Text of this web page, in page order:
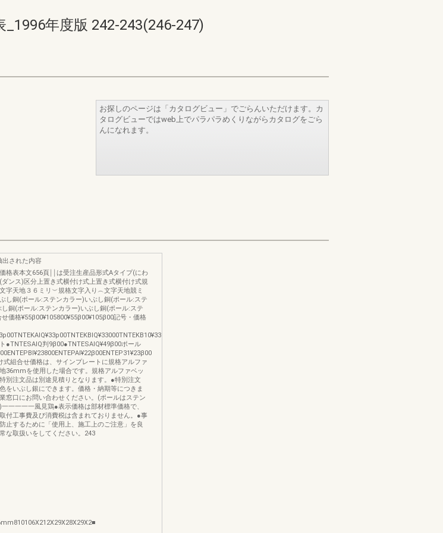
年度版 242-243(246-247)
お探しのページは「カタログビュー」でごらんいただけます。カ
タログビューではweb上でパラパラめくりながらカタログをごら
んになれます。
出された内容
格表本文656頁￨￨は受注生産品形式Aタイプ(にわ
ダンス)区分上置き式横付け式上置き式横付け式規
字天地３６ミリ︶規格文字入り︵文字天地競ミ
し銅(ポール:ステンカラー)いぶし銅(ポール:ステ
し銅(ポール:ステンカラー)いぶし銅(ポール:ステ
価格¥55β00¥105800¥55β00¥105β00記号・価格
●TNTESAlQ判9β00●TNTESAlQ¥49β00ポール
式組合せ価格は、サインプレートに規格アルファ
36mmを使用した場合です。規格アルファベッ
別注文品は別途見積りとなります。●特別注文
をいぶし銀にできます。価格・納期等につきま
窓口にお問い合わせください。(ポールはステン
一一一一風見鶏●表示価格は部材標準価格で、
付工事費及び消費税は含まれておりません。●事
止するために「使用上、施工上のご注意」を良
な取扱いをしてください。243